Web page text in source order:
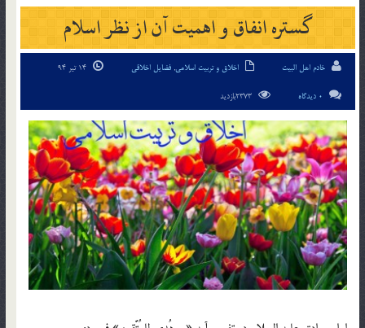
گستره انفاق و اهميت آن از نظر اسلام
خادم اهل البیت اخلاق و تربیت اسلامی, فضایل اخلاقی
0 دیدگاه